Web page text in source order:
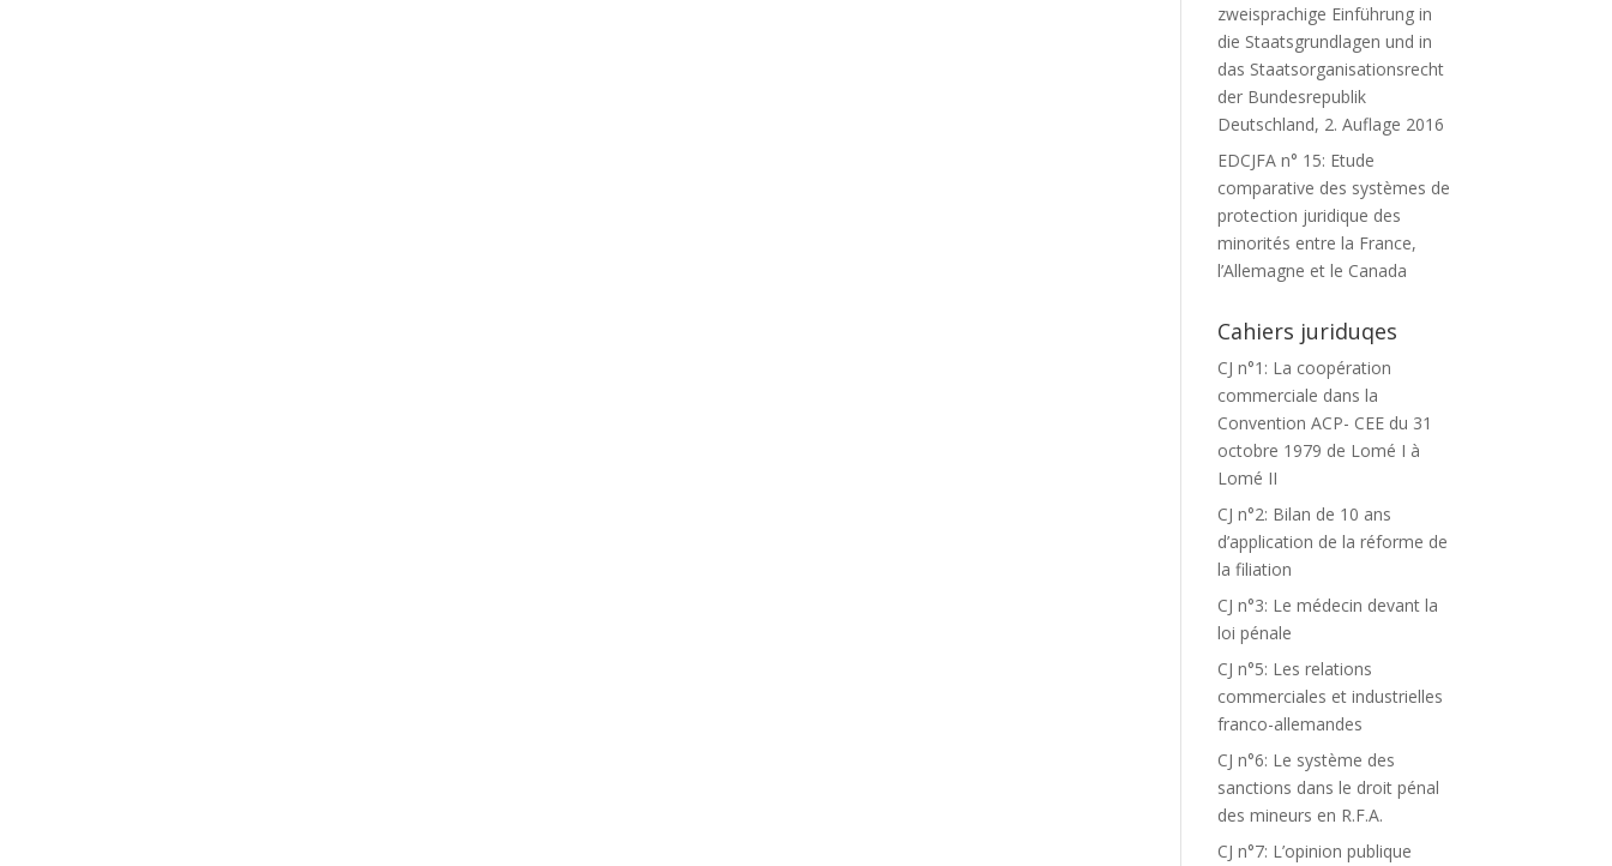
zweisprachige Einführung in
die Staatsgrundlagen und in
das Staatsorganisationsrecht
der Bundesrepublik
Deutschland, 2. Auflage 2016
EDCJFA n° 15: Etude
comparative des systèmes de
protection juridique des
minorités entre la France,
l’Allemagne et le Canada
Cahiers juriduqes
CJ n°1: La coopération
commerciale dans la
Convention ACP- CEE du 31
octobre 1979 de Lomé I à
Lomé II
CJ n°2: Bilan de 10 ans
d’application de la réforme de
la filiation
CJ n°3: Le médecin devant la
loi pénale
CJ n°5: Les relations
commerciales et industrielles
franco-allemandes
CJ n°6: Le système des
sanctions dans le droit pénal
des mineurs en R.F.A.
CJ n°7: L’opinion publique